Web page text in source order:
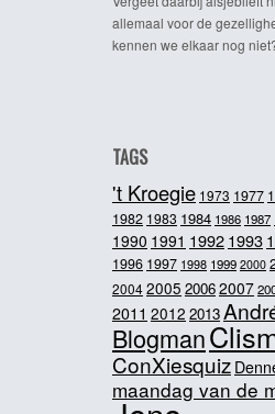
allemaal voor de
kennen we elkaar nog
TAGS
't Kroegie 1973 1977
1982 1983 1984 1986 1987
1990 1991 19921993
1996 1997 1998 1999 2000
20042005 20062007
2011 2012 2013
Blogman
ConXiesquiz
maandag van de